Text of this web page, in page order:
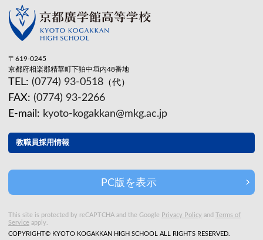
〒619-0245
京都府相楽郡精華町下狛中垣内48番地
TEL: (0774) 93-0518 （代）
FAX: (0774) 93-2266
E-mail: kyoto-kogakkan@mkg.ac.jp
教職員採用情報
PC版を表示
This site is protected by reCAPTCHA and the Google Privacy Policy and Terms of
Service apply.
COPYRIGHT© KYOTO KOGAKKAN HIGH SCHOOL ALL RIGHTS RESERVED.